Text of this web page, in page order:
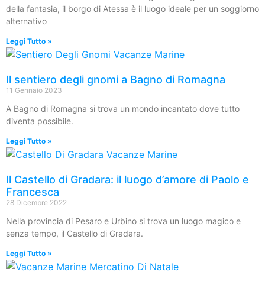
della fantasia, il borgo di Atessa è il luogo ideale per un soggiorno
alternativo
Leggi Tutto »
Il sentiero degli gnomi a Bagno di Romagna
11 Gennaio 2023
A Bagno di Romagna si trova un mondo incantato dove tutto
diventa possibile.
Leggi Tutto »
Il Castello di Gradara: il luogo d’amore di Paolo e
Francesca
28 Dicembre 2022
Nella provincia di Pesaro e Urbino si trova un luogo magico e
senza tempo, il Castello di Gradara.
Leggi Tutto »